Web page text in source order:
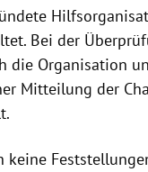
Bei der
die Organisation
Mitteilung der